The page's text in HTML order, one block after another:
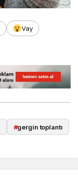
Vay
#gergin toplantı